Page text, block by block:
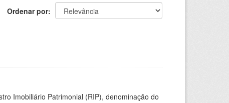
Ordenar por
Imobiliário Patrimonial (RIP), denominação do